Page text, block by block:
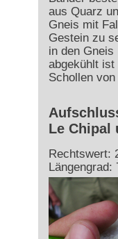
aus Quarz
Gneis mit
Gestein zu
in den
abgekühlt ist
Schollen
Le Chipal
Rechtswert:
Längengrad: